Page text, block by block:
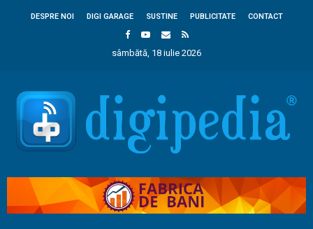
DESPRE NOI DIGI GARAGE SUSTINE PUBLICITATE CONTACT
sâmbătă, 18 iulie 2026